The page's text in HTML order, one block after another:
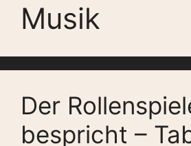
Musik
Der
bespricht –